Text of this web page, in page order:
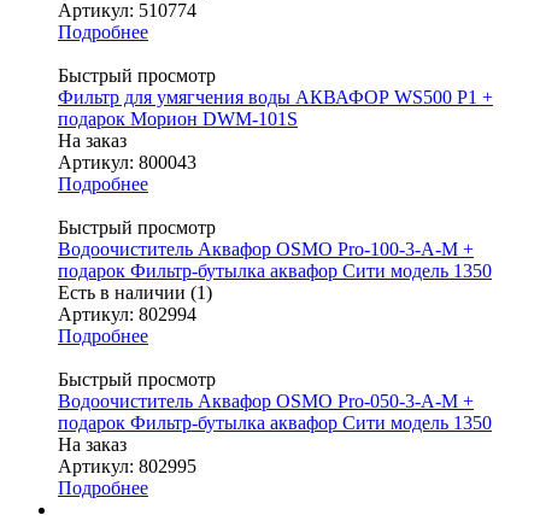
Артикул: 510774
Подробнее
Быстрый просмотр
Фильтр для умягчения воды АКВАФОР WS500 P1 +
подарок Морион DWM-101S
На заказ
Артикул: 800043
Подробнее
Быстрый просмотр
Водоочиститель Аквафор OSMO Pro-100-3-А-М +
подарок Фильтр-бутылка аквафор Сити модель 1350
Есть в наличии (1)
Артикул: 802994
Подробнее
Быстрый просмотр
Водоочиститель Аквафор OSMO Pro-050-3-А-М +
подарок Фильтр-бутылка аквафор Сити модель 1350
На заказ
Артикул: 802995
Подробнее